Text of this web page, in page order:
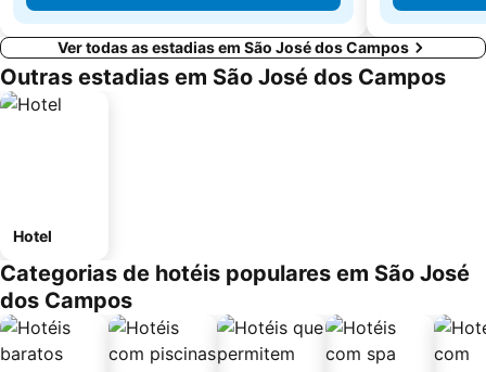
Ver todas as estadias em São José dos Campos
Outras estadias em São José dos Campos
Hotel
Categorias de hotéis populares em São José
dos Campos